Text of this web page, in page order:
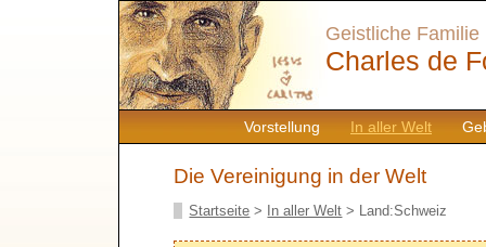
Vorstellung In aller Welt
Geistliche Familie
Charles de
Die Vereinigung in der Welt
Startseite > In aller Welt > Land:Schweiz